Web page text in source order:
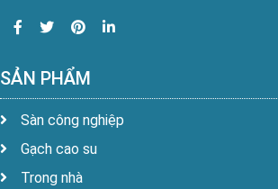
SẢN PHẨM
Sàn công nghiệp
Gạch cao su
Trong nhà